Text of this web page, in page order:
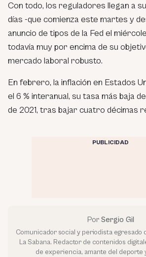
Con todo, los reguladores llegan a
días -que comienza este martes y
anuncio de tipos de la Fed el
todavía muy por encima de su
mercado laboral robusto.
En febrero, la inflación en Estados
el 6 % interanual, su tasa más baja
de 2021, tras bajar cuatro décimas
PUBLICIDAD
Por Sergio Gil
Comunicador social y periodista egresado
La Sabana. Redactor de contenidos
de experiencia, amante del deporte